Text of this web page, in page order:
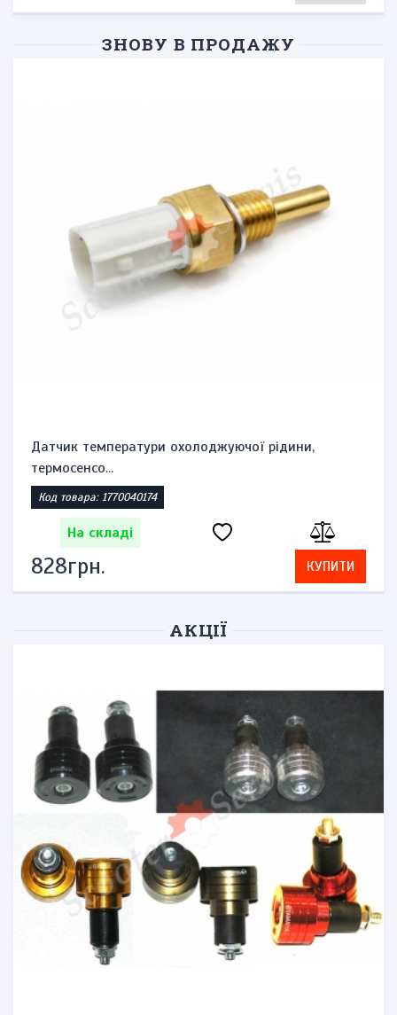
ЗНОВУ В ПРОДАЖУ
Датчик температури охолоджуючої рідини,
термосенсо...
Код товара: 1770040174
На складі
828грн. КУПИТИ
АКЦІЇ